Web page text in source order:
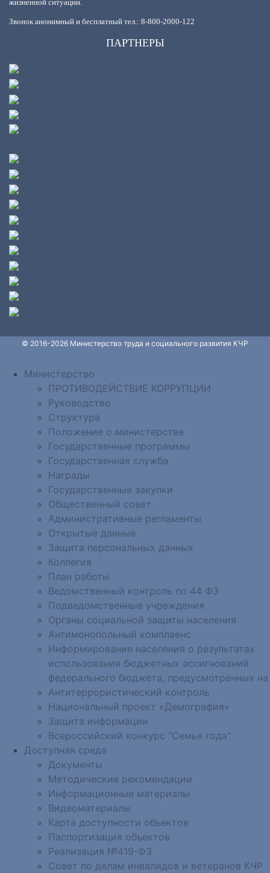
жизненной ситуации.
Звонок анонимный и бесплатный тел.: 8-800-2000-122
ПАРТНЕРЫ
© 2016-2026 Министерство труда и социального развития КЧР
Министерство
ПРОТИВОДЕЙСТВИЕ КОРРУПЦИИ
Руководство
Структура
Положение о министерстве
Государственные программы
Государственная служба
Награды
Государственные закупки
Общественный совет
Административные регламенты
Открытые данные
Защита персональных данных
Коллегия
План работы
Ведомственный контроль по 44 ФЗ
Подведомственные учреждения
Органы социальной защиты населения
Антимонопольный комплаенс
Информирование населения о результатах
использования бюджетных ассигнований
федерального бюджета, предусмотренных на
Антитеррористический контроль
Национальный проект «Демография»
Защита информации
Всероссийский конкурс "Семья года"
Доступная среда
Документы
Методические рекомендации
Информационные материалы
Видеоматериалы
Карта доступности объектов
Паспортизация объектов
Реализация №419-ФЗ
Совет по делам инвалидов и ветеранов КЧР